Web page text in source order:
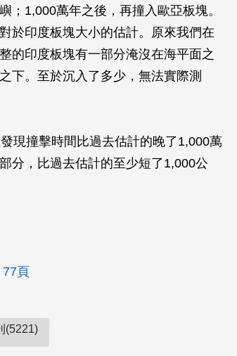
；1,000萬年之後，再撞入歐亞板塊。
於印度板塊大小的估計。原來我們在
的印度板塊有一部分淹沒在海平面之
下。至於沉入了多少，無法實際測
現撞擊時間比過去估計的晚了1,000萬
分，比過去估計的至少短了1,000公
77頁
(5221)